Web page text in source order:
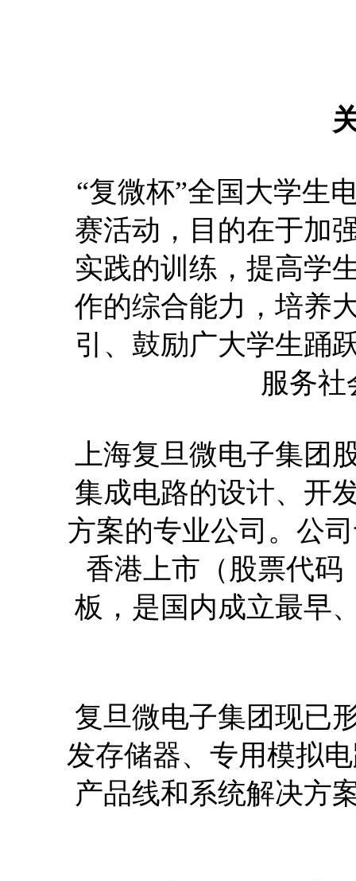
“复微杯”全国大学生
赛活动，目的在于加
实践的训练，提高学
作的综合能力，培养
引、鼓励广大学生踊
服务
上海复旦微电子集团
集成电路的设计、开
方案的专业公司。公
香港上市（股票代码
板，是国内成立最早
复旦微电子集团现已
发存储器、专用模拟
产品线和系统解决方